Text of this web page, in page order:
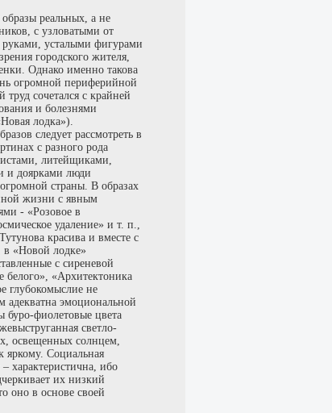
реальных, а не
с узловатыми от
руками, усталыми фигурами
городского жителя,
Однако именно такова
огромной периферийной
труд сочетался с крайней
и болезнями
лодка»).
следует рассмотреть в
с разного рода
литейщиками,
и доярками люди
страны. В образах
жизни с явным
- «Розовое в
удаление» и т. п.,
красива и вместе с
в «Новой лодке»
с сиреневой
белого», «Архитектоника
глубокомыслие не
адекватна эмоциональной
буро-фиолетовые цвета
светло-
освещенных солнцем,
яркому. Социальная
характеристична, ибо
их низкий
оно в основе своей